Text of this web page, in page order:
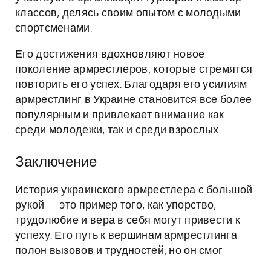
классов, делясь своим опытом с молодыми
спортсменами.
Его достижения вдохновляют новое
поколение армрестлеров, которые стремятся
повторить его успех. Благодаря его усилиям
армрестлинг в Украине становится все более
популярным и привлекает внимание как
среди молодежи, так и среди взрослых.
Заключение
История украинского армрестлера с большой
рукой — это пример того, как упорство,
трудолюбие и вера в себя могут привести к
успеху. Его путь к вершинам армрестлинга
полон вызовов и трудностей, но он смог